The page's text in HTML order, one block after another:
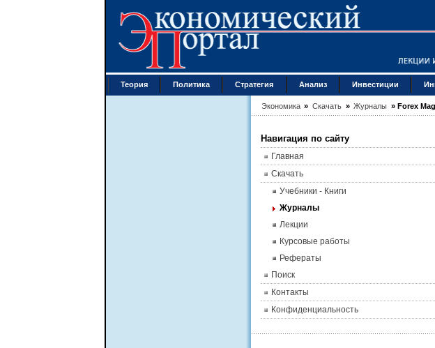
Теория Политика Стратегия Анализ Инвестиции
Экономика » Скачать » Журналы »Forex
Навигация по сайту
Главная
Скачать
Учебники - Книги
Журналы
Лекции
Курсовые работы
Рефераты
Поиск
Контакты
Конфиденциальность